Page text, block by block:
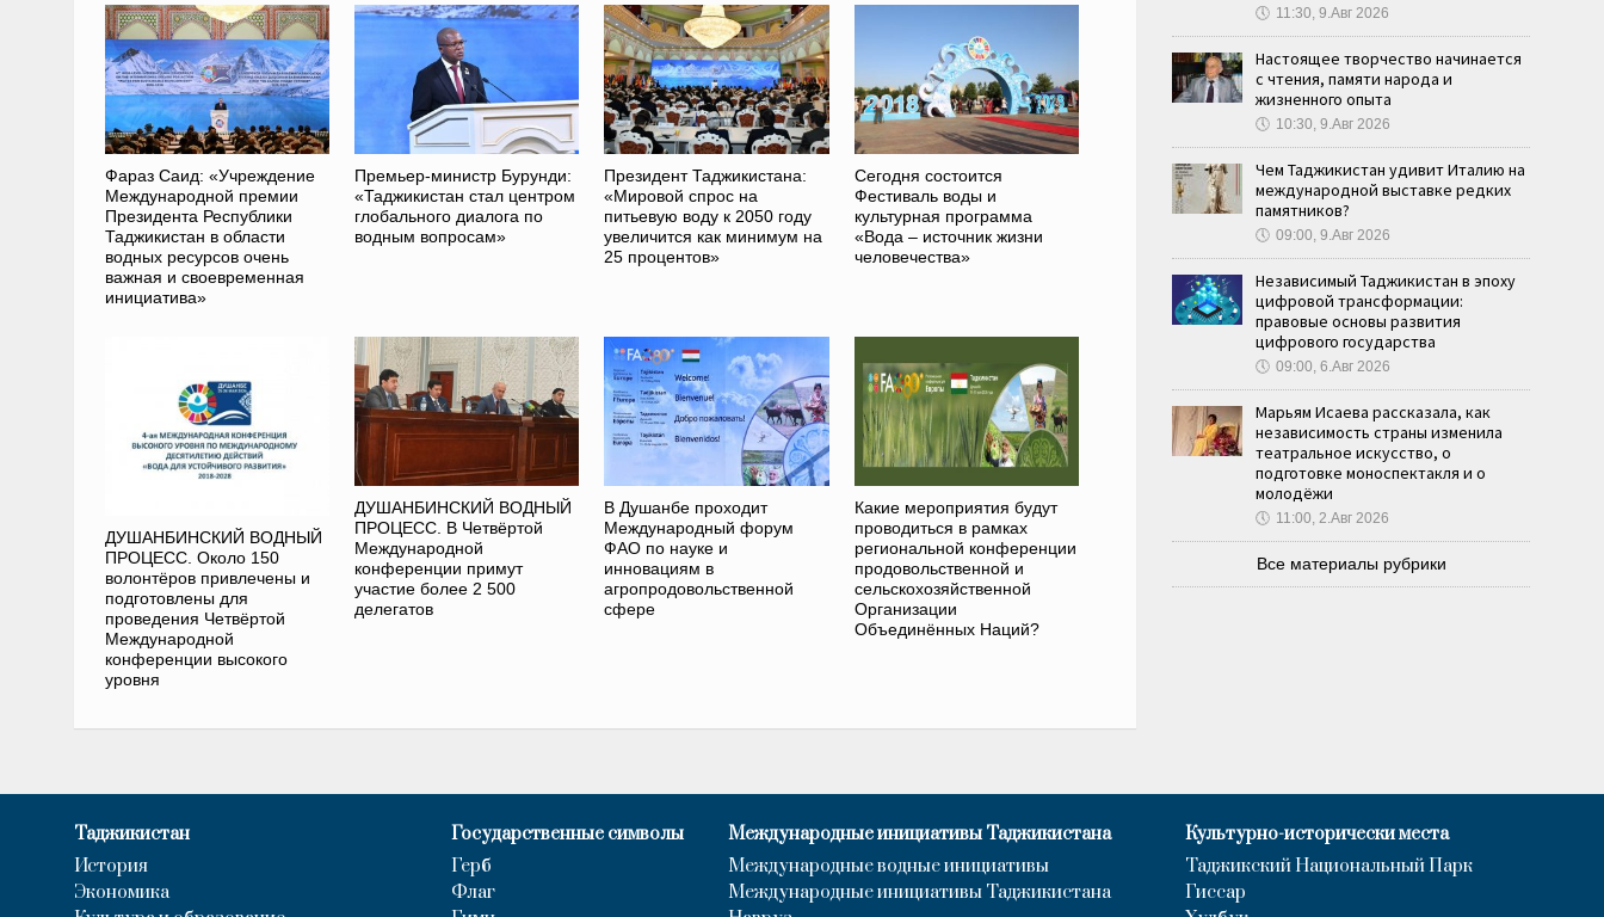
Фараз Саид: «Учреждение
Международной премии
Президента Республики
Таджикистан в области
водных ресурсов очень
важная и своевременная
инициатива»
Премьер-министр Бурунди:
«Таджикистан стал центром
глобального диалога по
водным вопросам»
Президент Таджикистана:
«Мировой спрос на
питьевую воду к 2050 году
увеличится как минимум на
25 процентов»
Сегодня состоится
Фестиваль воды и
культурная программа
«Вода – источник жизни
человечества»
ДУШАНБИНСКИЙ ВОДНЫЙ
ПРОЦЕСС. Около 150
волонтёров привлечены и
подготовлены для
проведения Четвёртой
Международной
конференции высокого
уровня
ДУШАНБИНСКИЙ ВОДНЫЙ
ПРОЦЕСС. В Четвёртой
Международной
конференции примут
участие более 2 500
делегатов
В Душанбе проходит
Международный форум
ФАО по науке и
инновациям в
агропродовольственной
сфере
Какие мероприятия будут
проводиться в рамках
региональной конференции
продовольственной и
сельскохозяйственной
Организации
Объединённых Наций?
🕔 11:30, 9.Авг 2026
Настоящее творчество начинается
с чтения, памяти народа и
жизненного опыта
🕔 10:30, 9.Авг 2026
Чем Таджикистан удивит Италию на
международной выставке редких
памятников?
🕔 09:00, 9.Авг 2026
Независимый Таджикистан в эпоху
цифровой трансформации:
правовые основы развития
цифрового государства
🕔 09:00, 6.Авг 2026
Марьям Исаева рассказала, как
независимость страны изменила
театральное искусство, о
подготовке моноспектакля и о
молодёжи
🕔 11:00, 2.Авг 2026
Все материалы рубрики
Таджикистан
История
Экономика
Государственные символы
Герб
Флаг
Международные инициативы Таджикистана
Международные водные инициативы
Международные инициативы Таджикистана
Культурно-исторически места
Таджикский Национальный Парк
Гиссар